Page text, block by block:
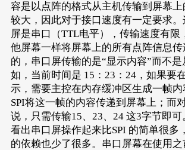
容是以点阵的格式从主机传输到屏幕
较大，因此对于接口速度有一定要求
屏是串口（TTL电平），传输速度有限
他屏幕一样将屏幕上的所有点阵信息
的，串口屏传输的是“显示内容”而不是
如，当前时间是 15：23：24，如果要
示，需要主控在内存缓冲区生成一帧
SPI将这一帧的内容传递到屏幕上；而
说，只需传输15、23、24 这3字节即
看出串口屏操作起来比SPI 的简单很多
的依赖也少了很多。串口屏幕在使用